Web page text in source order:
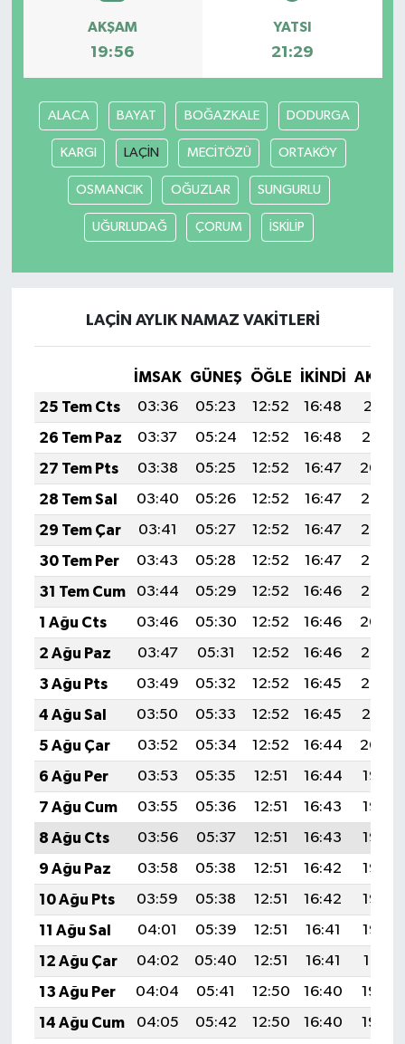
AKŞAM
19:56
YATSI
21:29
ALACA BAYAT BOĞAZKALE DODURGA
KARGI LAÇİN MECİTÖZÜ ORTAKÖY
OSMANCIK OĞUZLAR SUNGURLU
UĞURLUDAĞ ÇORUM İSKİLİP
LAÇİN AYLIK NAMAZ VAKITLERI
İMSAK GÜNEŞ ÖĞLE İKINDI
25 Tem Cts
03:36 05:23 12:52 16:48
20:11
26 Tem Paz
03:37 05:24 12:52 16:48
20:10
27 Tem Pts
03:38 05:25 12:52 16:47
20:09
28 Tem Sal
03:40 05:26 12:52 16:47
20:08
29 Tem Çar
03:41 05:27 12:52 16:47
20:07
30 Tem Per
03:43 05:28 12:52 16:47
20:06
31 Tem Cum
03:44 05:29 12:52 16:46
20:05
1 Ağu Cts
03:46 05:30 12:52 16:46
20:04
2 Ağu Paz
03:47 05:31 12:52 16:46
20:03
3 Ağu Pts
03:49 05:32 12:52 16:45
20:02
4 Ağu Sal
03:50 05:33 12:52 16:45
20:01
5 Ağu Çar
03:52 05:34 12:52 16:44
20:00
6 Ağu Per
03:53 05:35 12:51 16:44
19:58
7 Ağu Cum
03:55 05:36 12:51 16:43
19:57
8 Ağu Cts
03:56 05:37 12:51 16:43
19:56
9 Ağu Paz
03:58 05:38 12:51 16:42
19:55
10 Ağu Pts
03:59 05:38 12:51 16:42
19:53
11 Ağu Sal
04:01 05:39 12:51 16:41
19:52
12 Ağu Çar
04:02 05:40 12:51 16:41
19:51
13 Ağu Per
04:04 05:41 12:50 16:40
19:50
14 Ağu Cum
04:05 05:42 12:50 16:40
19:48